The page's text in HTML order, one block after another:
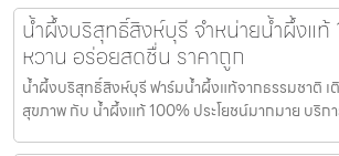
น้ำผึ้งบริสุทธิ์สิงห์บุรี จำหน่ายน้ำผึ้งแ
หวาน อร่อยสดชื่น ราคาถูก
น้ำผึ้งบริสุทธิ์สิงห์บุรี ฟาร์มน้ำผึ้งแท้จากธรรมชาติ เ
สุขภาพ กับ น้ำผึ้งแท้ 100% ประโยชน์มากมาย บริก